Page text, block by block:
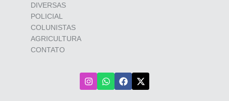
DIVERSAS
POLICIAL
COLUNISTAS
AGRICULTURA
CONTATO